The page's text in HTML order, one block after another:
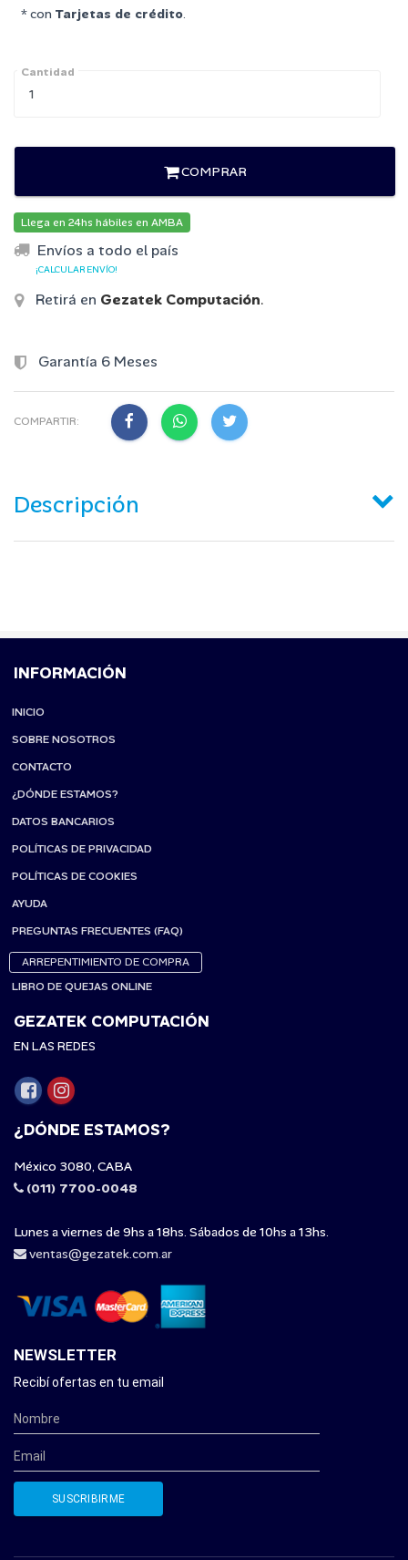
* con Tarjetas de crédito.
Cantidad
COMPRAR
Llega en 24hs hábiles en AMBA
Envíos a todo el país
¡CALCULAR ENVÍO!
Retirá en Gezatek Computación.
Garantía 6 Meses
COMPARTIR:
Descripción
INFORMACIÓN
INICIO
SOBRE NOSOTROS
CONTACTO
¿DÓNDE ESTAMOS?
DATOS BANCARIOS
POLÍTICAS DE PRIVACIDAD
POLÍTICAS DE COOKIES
AYUDA
PREGUNTAS FRECUENTES (FAQ)
ARREPENTIMIENTO DE COMPRA
LIBRO DE QUEJAS ONLINE
GEZATEK COMPUTACIÓN
EN LAS REDES
¿DÓNDE ESTAMOS?
México 3080, CABA
(011) 7700-0048
Lunes a viernes de 9hs a 18hs. Sábados de 10hs a 13hs.
ventas@gezatek.com.ar
NEWSLETTER
Recibí ofertas en tu email